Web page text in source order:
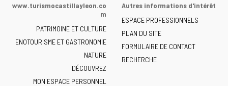
la
de
Castilla
y
León
-
www.turismocastillayleon.co
m
PATRIMOINE ET CULTURE
ENOTOURISME ET GASTRONOMIE
NATURE
DÉCOUVREZ
MON ESPACE PERSONNEL
Autres informations d'intérêt
ESPACE PROFESSIONNELS
PLAN DU SITE
FORMULAIRE DE CONTACT
RECHERCHE